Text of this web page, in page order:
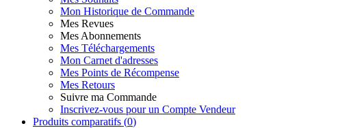
Mon Historique de Commande
Mes Revues
Mes Abonnements
Mes Téléchargements
Mon Carnet d'adresses
Mes Points de Récompense
Mes Retours
Suivre ma Commande
Inscrivez-vous pour un Compte Vendeur
Produits comparatifs (0)